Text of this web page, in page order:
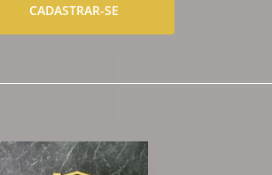
CADASTRAR-SE